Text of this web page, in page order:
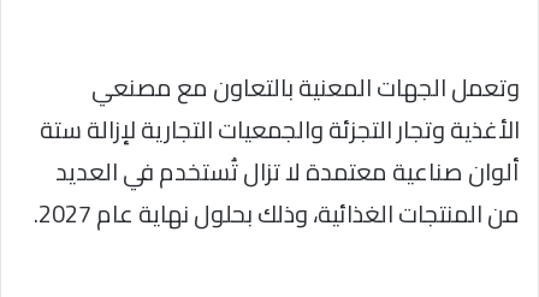
وتعمل الجهات المعنية بالتعاون مع مصنعي
الأغذية وتجار التجزئة والجمعيات التجارية لإزالة ستة
ألوان صناعية معتمدة لا تزال تُستخدم في العديد
من المنتجات الغذائية، وذلك بحلول نهاية عام 2027.